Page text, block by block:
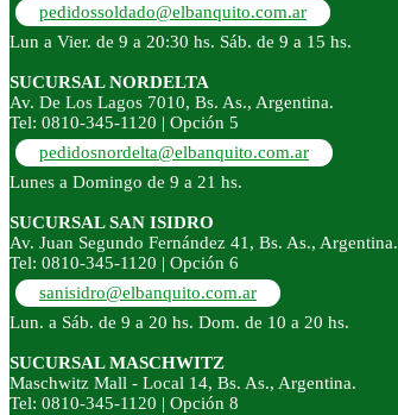
pedidossoldado@elbanquito.com.ar
Lun a Vier. de 9 a 20:30 hs. Sáb. de 9 a 15 hs.
SUCURSAL NORDELTA
Av. De Los Lagos 7010, Bs. As., Argentina.
Tel: 0810-345-1120 | Opción 5
pedidosnordelta@elbanquito.com.ar
Lunes a Domingo de 9 a 21 hs.
SUCURSAL SAN ISIDRO
Av. Juan Segundo Fernández 41, Bs. As., Argentina.
Tel: 0810-345-1120 | Opción 6
sanisidro@elbanquito.com.ar
Lun. a Sáb. de 9 a 20 hs. Dom. de 10 a 20 hs.
SUCURSAL MASCHWITZ
Maschwitz Mall - Local 14, Bs. As., Argentina.
Tel: 0810-345-1120 | Opción 8